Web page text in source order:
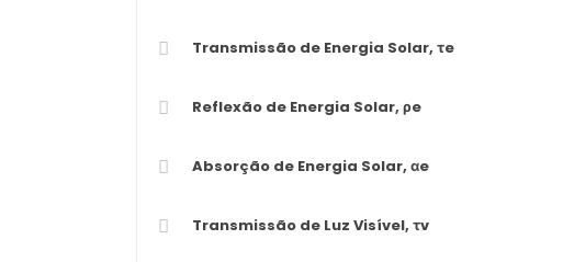
Transmissão de Energia Solar, τe
Reflexão de Energia Solar, ρe
Absorção de Energia Solar, αe
Transmissão de Luz Visível, τv